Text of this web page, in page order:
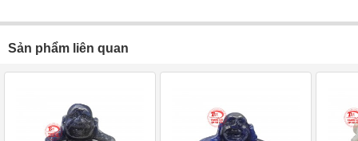
Sản phẩm liên quan